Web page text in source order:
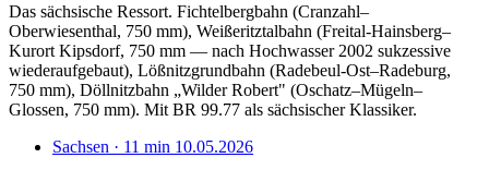
Das sächsische Ressort. Fichtelbergbahn (Cranzahl–
Oberwiesenthal, 750 mm), Weißeritztalbahn (Freital-Hainsberg–
Kurort Kipsdorf, 750 mm — nach Hochwasser 2002 sukzessive
wieder­aufgebaut), Lößnitzgrundbahn (Radebeul-Ost–Radeburg,
750 mm), Döllnitzbahn „Wilder Robert" (Oschatz–Mügeln–
Glossen, 750 mm). Mit BR 99.77 als sächsischer Klassiker.
Sachsen · 11 min 10.05.2026